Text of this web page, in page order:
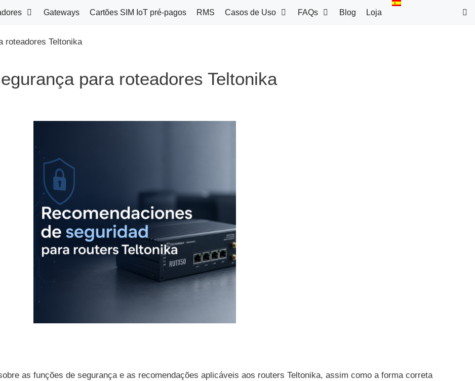
Gateways Cartões SIM IoT pré-pagos RMS Casos de Uso FAQs Blog Loja
roteadores Teltonika
para roteadores Teltonika
as funções de segurança e as recomendações aplicáveis aos routers Teltonika, assim como a forma correta